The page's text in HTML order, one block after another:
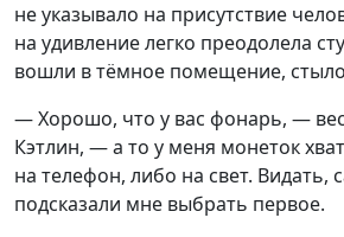
не указывало на присутствие
на удивление легко преодолела
вошли в тёмное помещение,
— Хорошо, что у вас фонарь, —
Кэтлин, — а то у меня монеток
на телефон, либо на свет. Видать,
подсказали мне выбрать первое.